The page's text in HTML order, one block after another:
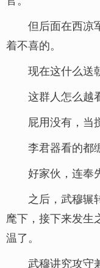
但后面在西凉
着不喜的。
现在这什么送
这群人怎么越
屁用没有，当
李君器看的都
好家伙，连奉
之后，武穆辗
麾下，接下来发生
温了。
武穆讲究攻守